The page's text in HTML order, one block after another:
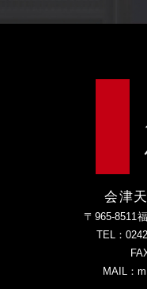
会津
〒965-8511
TEL：
MAIL：